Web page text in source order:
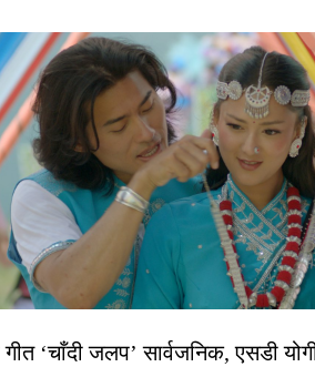
गीत ‘चाँदी जलप’ सार्वजनिक, एसडी